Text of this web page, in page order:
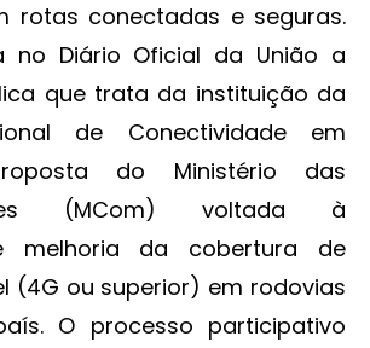
rotas conectadas e seguras.
no Diário Oficial da União a
que trata da instituição da
de Conectividade em
do Ministério das
(MCom) voltada à
melhoria da cobertura de
(4G ou superior) em rodovias
O processo participativo